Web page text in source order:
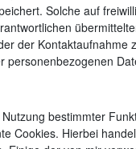
Solche auf
der Kontaktaufnahme
personenbezogenen
bestimmter
Cookies. Hierbei